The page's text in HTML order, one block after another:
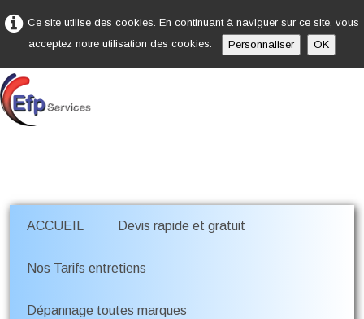
Ce site utilise des cookies. En continuant à naviguer sur ce site, vous
acceptez notre utilisation des cookies.
Personnaliser OK
ACCUEIL Devis rapide et gratuit
Nos Tarifs entretiens
Dépannage toutes marques